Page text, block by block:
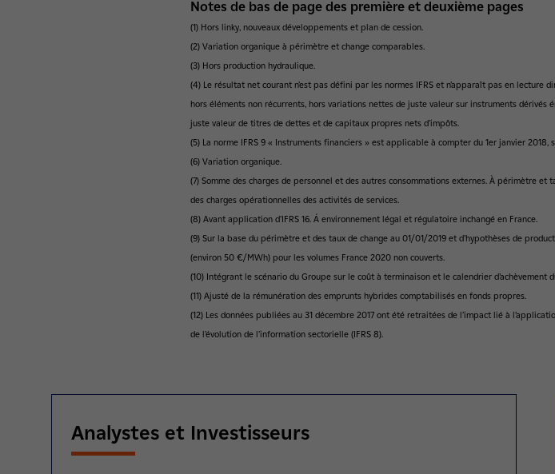
Notes de bas de page des première et deuxième pages
(1) Hors linky, nouveaux développements et plan de cession.
(2) Variation organique à périmètre et change comparables.
(3) Hors production hydraulique.
(4) Le résultat net courant n’est pas défini par les normes IFRS et n’apparaît pas en
hors éléments non récurrents, hors variations nettes de juste valeur sur instruments
juste valeur de titres de dettes et de capitaux propres nets d’impôts.
(5) La norme IFRS 9 « Instruments financiers » est applicable à compter du 1er janvier 2018,
(6) Variation organique.
(7) Somme des charges de personnel et des autres consommations externes. À périmètre
des charges opérationnelles des activités de services.
(8) Avant application d’IFRS 16. Á environnement légal et régulatoire inchangé en France.
(9) Sur la base du périmètre et des taux de change au 01/01/2019 et d’hypothèses de
(environ 50 €/MWh) pour les volumes France 2020 non couverts.
(10) Intégrant le scénario du Groupe sur le coût à terminaison et le calendrier d’achèvement
(11) Ajusté de la rémunération des emprunts hybrides comptabilisés en fonds propres.
(12) Les données publiées au 31 décembre 2017 ont été retraitées de l’impact lié à
de l’évolution de l’information sectorielle (IFRS 8).
Analystes et Investisseurs